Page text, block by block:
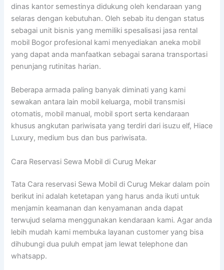
dinas kantor semestinya didukung oleh kendaraan yang
selaras dengan kebutuhan. Oleh sebab itu dengan status
sebagai unit bisnis yang memiliki spesalisasi jasa rental
mobil Bogor profesional kami menyediakan aneka mobil
yang dapat anda manfaatkan sebagai sarana transportasi
penunjang rutinitas harian.
Beberapa armada paling banyak diminati yang kami
sewakan antara lain mobil keluarga, mobil transmisi
otomatis, mobil manual, mobil sport serta kendaraan
khusus angkutan pariwisata yang terdiri dari isuzu elf, Hiace
Luxury, medium bus dan bus pariwisata.
Cara Reservasi Sewa Mobil di Curug Mekar
Tata Cara reservasi Sewa Mobil di Curug Mekar dalam poin
berikut ini adalah ketetapan yang harus anda ikuti untuk
menjamin keamanan dan kenyamanan anda dapat
terwujud selama menggunakan kendaraan kami. Agar anda
lebih mudah kami membuka layanan customer yang bisa
dihubungi dua puluh empat jam lewat telephone dan
whatsapp.